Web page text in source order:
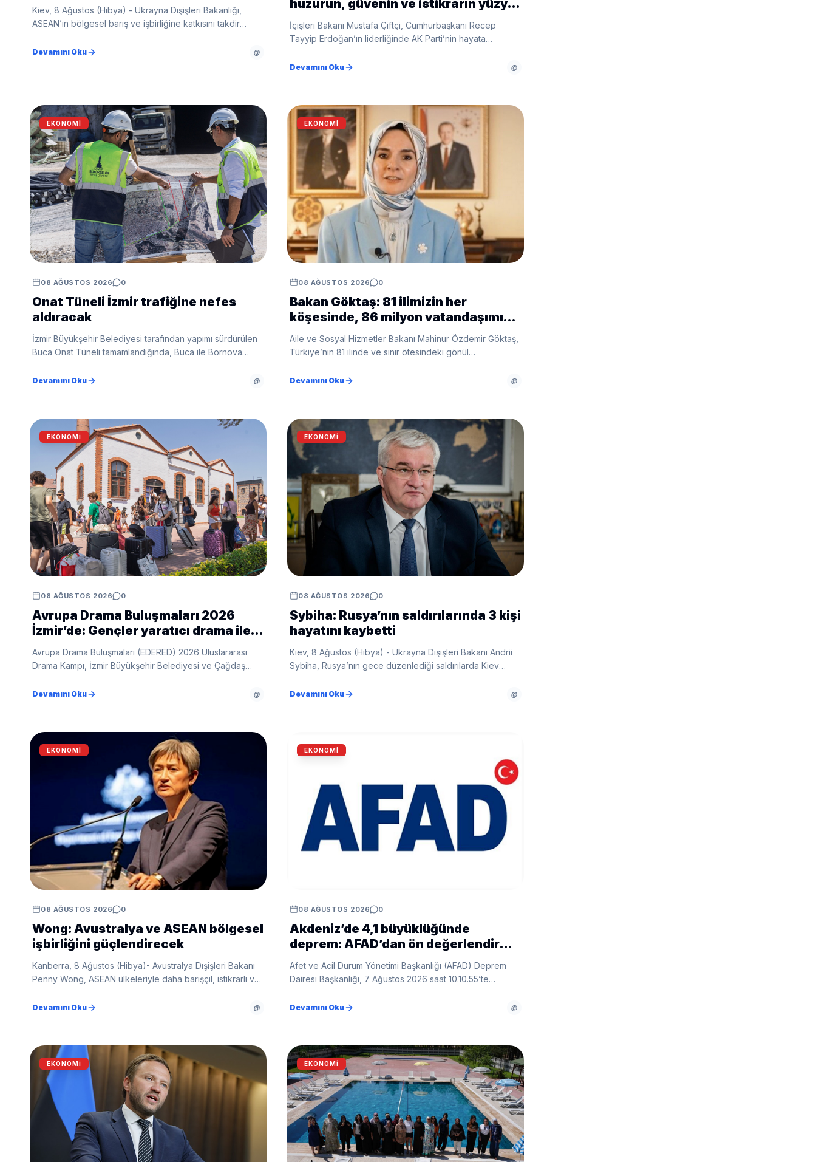
Kiev, 8 Ağustos (Hibya) - Ukrayna Dışişleri Bakanlığı,
ASEAN’ın bölgesel barış ve işbirliğine katkısını takdir
statüsü başvurusunda ilerleme umudunu dile getirdi.
Devamını Oku @
huzurun, güvenin ve istikrarın yüzyılı
yapacağız
İçişleri Bakanı Mustafa Çiftçi, Cumhurbaşkanı Recep
Tayyip Erdoğan’ın liderliğinde AK Parti’nin hayata
Devamını Oku @
EKONOMI
08 AĞUSTOS 2026 0
Onat Tüneli İzmir trafiğine nefes
aldıracak
İzmir Büyükşehir Belediyesi tarafından yapımı sürdürülen
Buca Onat Tüneli tamamlandığında, Buca ile Bornova
düşecek.
Devamını Oku @
EKONOMI
08 AĞUSTOS 2026 0
Bakan Göktaş: 81 ilimizin her
köşesinde, 86 milyon vatandaşımızla
beraberiz
Aile ve Sosyal Hizmetler Bakanı Mahinur Özdemir Göktaş,
Türkiye’nin 81 ilinde ve sınır ötesindeki gönül
belirterek, aile yapısının ve dinamik nüfusun korunmasına
Devamını Oku @
EKONOMI
08 AĞUSTOS 2026 0
Avrupa Drama Buluşmaları 2026
İzmir’de: Gençler yaratıcı drama ile
kültürleri buluşturacak
Avrupa Drama Buluşmaları (EDERED) 2026 Uluslararası
Drama Kampı, İzmir Büyükşehir Belediyesi ve Çağdaş
Devamını Oku @
EKONOMI
08 AĞUSTOS 2026 0
Sybiha: Rusya’nın saldırılarında 3 kişi
hayatını kaybetti
Kiev, 8 Ağustos (Hibya) - Ukrayna Dışişleri Bakanı Andrii
Sybiha, Rusya’nın gece düzenlediği saldırılarda Kiev
Sybiha, Ukrayna’nın hava savunmasının güçlendirilmesi
Devamını Oku @
EKONOMI
08 AĞUSTOS 2026 0
Wong: Avustralya ve ASEAN bölgesel
işbirliğini güçlendirecek
Kanberra, 8 Ağustos (Hibya)- Avustralya Dışişleri Bakanı
Penny Wong, ASEAN ülkeleriyle daha barışçıl, istikrarlı ve
belirtti.
Devamını Oku @
EKONOMI
08 AĞUSTOS 2026 0
Akdeniz’de 4,1 büyüklüğünde
deprem: AFAD’dan ön değerlendirme
raporu
Afet ve Acil Durum Yönetimi Başkanlığı (AFAD) Deprem
Dairesi Başkanlığı, 7 Ağustos 2026 saat 10.10.55’te
mesafede meydana gelen Mw 4,1 büyüklüğündeki
Devamını Oku @
EKONOMI EKONOMI